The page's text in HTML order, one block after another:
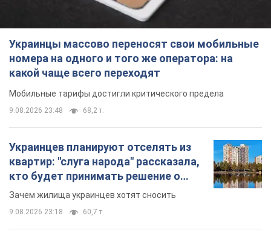
Украинцы массово переносят свои мобильные
номера на одного и того же оператора: на
какой чаще всего переходят
Мобильные тарифы достигли критического предела
9.08.2026 23:48 68,2 т.
Украинцев планируют отселять из
квартир: "слуга народа" рассказала,
кто будет принимать решение о
сносе домов
Зачем жилища украинцев хотят сносить
9.08.2026 23:18 60,7 т.